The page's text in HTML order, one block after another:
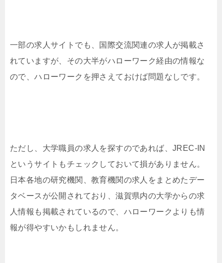
一部の求人サイトでも、国際交流関連の求人が掲載さ
れていますが、その大半がハローワーク経由の情報な
ので、ハローワークを押さえておけば問題なしです。
ただし、大学職員の求人を探すのであれば、JREC-IN
というサイトもチェックしておいて損がありません。
日本各地の研究機関、教育機関の求人をまとめたデー
タベースが公開されており、滋賀県内の大学からの求
人情報も掲載されているので、ハローワークよりも情
報が得やすいかもしれません。